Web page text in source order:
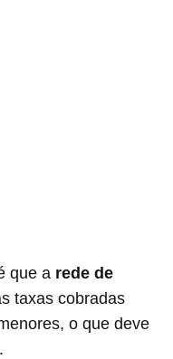
que a rede de
taxas cobradas
o que deve